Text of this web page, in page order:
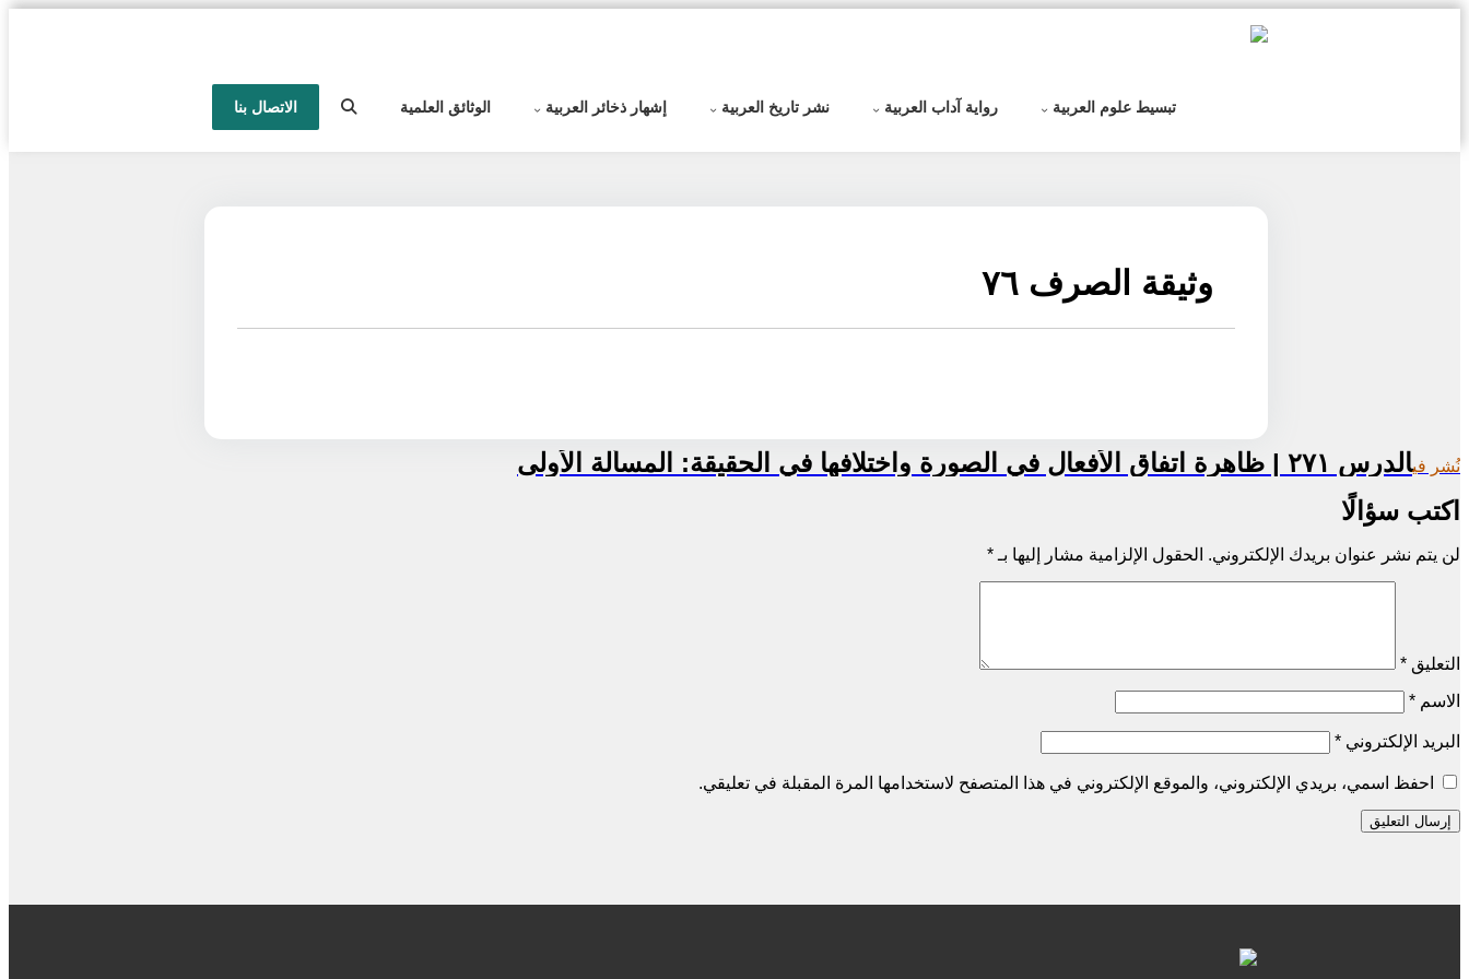
تبسيط علوم العربية رواية آداب العربية نشر تاريخ العربية إشهار ذخائر العربية الوثائق العلمية الاتصال بنا
وثيقة الصرف ٧٦
تصفّح
نُشر فيالدرس ٢٧١ | ظاهرة اتفاق الأفعال في الصورة واختلافها في الحقيقة: المسألة الأولى
اكتب سؤالًا
لن يتم نشر عنوان بريدك الإلكتروني. الحقول الإلزامية مشار إليها بـ *
التعليق *
الاسم *
البريد الإلكتروني *
احفظ اسمي، بريدي الإلكتروني، والموقع الإلكتروني في هذا المتصفح لاستخدامها المرة المقبلة في تعليقي.